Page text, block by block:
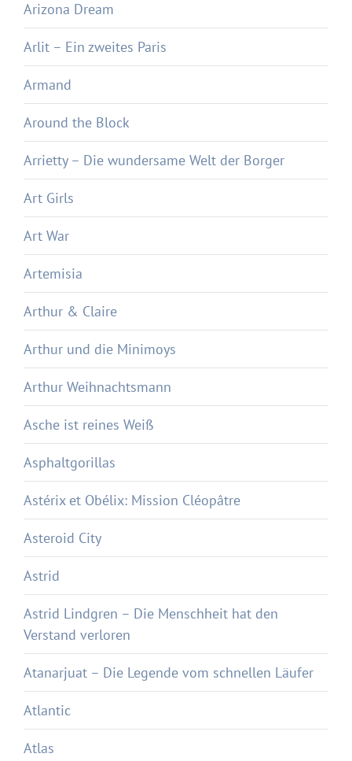
Arizona Dream
Arlit – Ein zweites Paris
Armand
Around the Block
Arrietty – Die wundersame Welt der Borger
Art Girls
Art War
Artemisia
Arthur & Claire
Arthur und die Minimoys
Arthur Weihnachtsmann
Asche ist reines Weiß
Asphaltgorillas
Astérix et Obélix: Mission Cléopâtre
Asteroid City
Astrid
Astrid Lindgren – Die Menschheit hat den
Verstand verloren
Atanarjuat – Die Legende vom schnellen Läufer
Atlantic
Atlas